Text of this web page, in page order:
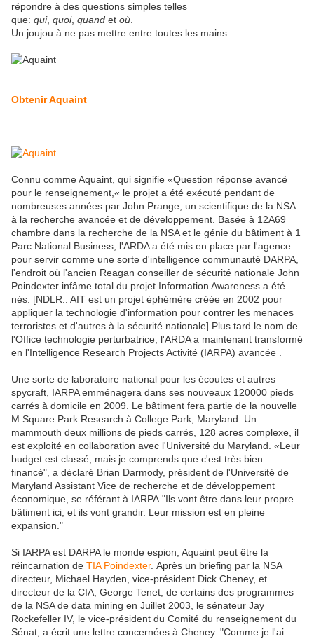
répondre à des questions simples telles
que: qui, quoi, quand et où
Un joujou à ne pas mettre entre toutes les mains.
Obtenir Aquaint
Connu comme Aquaint, qui signifie «Question réponse avancé
pour le renseignement,« le projet a été exécuté pendant de
nombreuses années par John Prange, un scientifique de la NSA
à la recherche avancée et de développement. Basée à 12A69
chambre dans la recherche de la NSA et le génie du bâtiment à 1
Parc National Business, l'ARDA a été mis en place par l'agence
pour servir comme une sorte d'intelligence communauté DARPA,
l'endroit où l'ancien Reagan conseiller de sécurité nationale John
Poindexter infâme total du projet Information Awareness a été
nés. [NDLR:. AIT est un projet éphémère créée en 2002 pour
appliquer la technologie d'information pour contrer les menaces
terroristes et d'autres à la sécurité nationale] Plus tard le nom de
l'Office technologie perturbatrice, l'ARDA a maintenant transformé
en l'Intelligence Research Projects Activité (IARPA) avancée .
Une sorte de laboratoire national pour les écoutes et autres
spycraft, IARPA emménagera dans ses nouveaux 120000 pieds
carrés à domicile en 2009. Le bâtiment fera partie de la nouvelle
M Square Park Research à College Park, Maryland. Un
mammouth deux millions de pieds carrés, 128 acres complexe, il
est exploité en collaboration avec l'Université du Maryland. «Leur
budget est classé, mais je comprends que c'est très bien
financé", a déclaré Brian Darmody, président de l'Université de
Maryland Assistant Vice de recherche et de développement
économique, se référant à IARPA."Ils vont être dans leur propre
bâtiment ici, et ils vont grandir. Leur mission est en pleine
expansion."
Si IARPA est DARPA le monde espion, Aquaint peut être la
réincarnation de TIA Poindexter. Après un briefing par la NSA
directeur, Michael Hayden, vice-président Dick Cheney, et
directeur de la CIA, George Tenet, de certains des programmes
de la NSA de data mining en Juillet 2003, le sénateur Jay
Rockefeller IV, le vice-président du Comité du renseignement du
Sénat, a écrit une lettre concernées à Cheney. "Comme je l'ai